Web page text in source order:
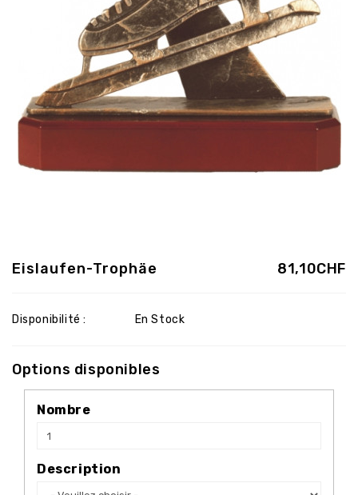
81,10CHF
Eislaufen-Trophäe
Disponibilité : En Stock
Options disponibles
Nombre
Description